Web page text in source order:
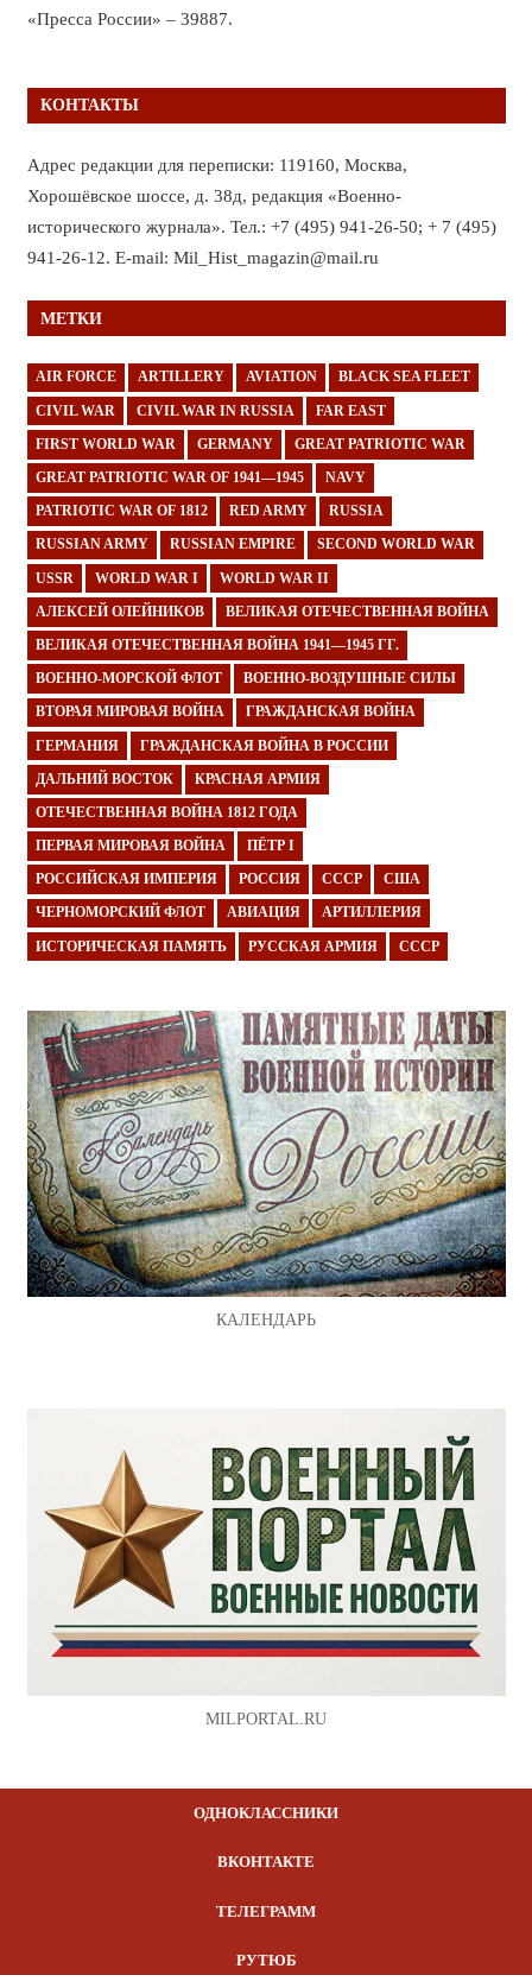
«Пресса России» – 39887.
КОНТАКТЫ
Адрес редакции для переписки: 119160, Москва,
Хорошёвское шоссе, д. 38д, редакция «Военно-
исторического журнала». Тел.: +7 (495) 941-26-50; + 7 (495)
941-26-12. E-mail: Mil_Hist_magazin@mail.ru
МЕТКИ
AIR FORCE ARTILLERY AVIATION BLACK SEA FLEET
CIVIL WAR CIVIL WAR IN RUSSIA FAR EAST
FIRST WORLD WAR GERMANY GREAT PATRIOTIC WAR
GREAT PATRIOTIC WAR OF 1941—1945 NAVY
PATRIOTIC WAR OF 1812 RED ARMY RUSSIA
RUSSIAN ARMY RUSSIAN EMPIRE SECOND WORLD WAR
USSR WORLD WAR I WORLD WAR II
АЛЕКСЕЙ ОЛЕЙНИКОВ ВЕЛИКАЯ ОТЕЧЕСТВЕННАЯ ВОЙНА
ВЕЛИКАЯ ОТЕЧЕСТВЕННАЯ ВОЙНА 1941—1945 ГГ.
ВОЕННО-МОРСКОЙ ФЛОТ ВОЕННО-ВОЗДУШНЫЕ СИЛЫ
ВТОРАЯ МИРОВАЯ ВОЙНА ГРАЖДАНСКАЯ ВОЙНА
ГЕРМАНИЯ ГРАЖДАНСКАЯ ВОЙНА В РОССИИ
ДАЛЬНИЙ ВОСТОК КРАСНАЯ АРМИЯ
ОТЕЧЕСТВЕННАЯ ВОЙНА 1812 ГОДА
ПЕРВАЯ МИРОВАЯ ВОЙНА ПЁТР I
РОССИЙСКАЯ ИМПЕРИЯ РОССИЯ СССР США
ЧЕРНОМОРСКИЙ ФЛОТ АВИАЦИЯ АРТИЛЛЕРИЯ
ИСТОРИЧЕСКАЯ ПАМЯТЬ РУССКАЯ АРМИЯ СССР
КАЛЕНДАРЬ
MILPORTAL.RU
ОДНОКЛАССНИКИ
ВКОНТАКТЕ
ТЕЛЕГРАММ
РУТЮБ